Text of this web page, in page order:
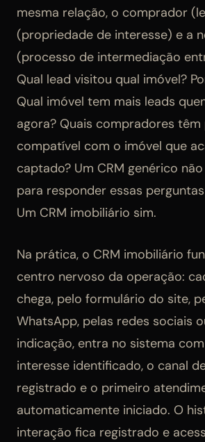
mesma relação, o comprador
(propriedade de interesse) e a
(processo de intermediação
Qual lead visitou qual imóvel?
Qual imóvel tem mais leads
agora? Quais compradores têm
compatível com o imóvel que
captado? Um CRM genérico
para responder essas
Um CRM imobiliário sim.
Na prática, o CRM imobiliário
centro nervoso da operação:
chega, pelo formulário do site,
WhatsApp, pelas redes sociais
indicação, entra no sistema
interesse identificado, o canal
registrado e o primeiro
automaticamente iniciado. O
interação fica registrado e